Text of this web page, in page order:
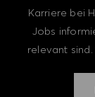
Karriere bei
Jobs
relevant